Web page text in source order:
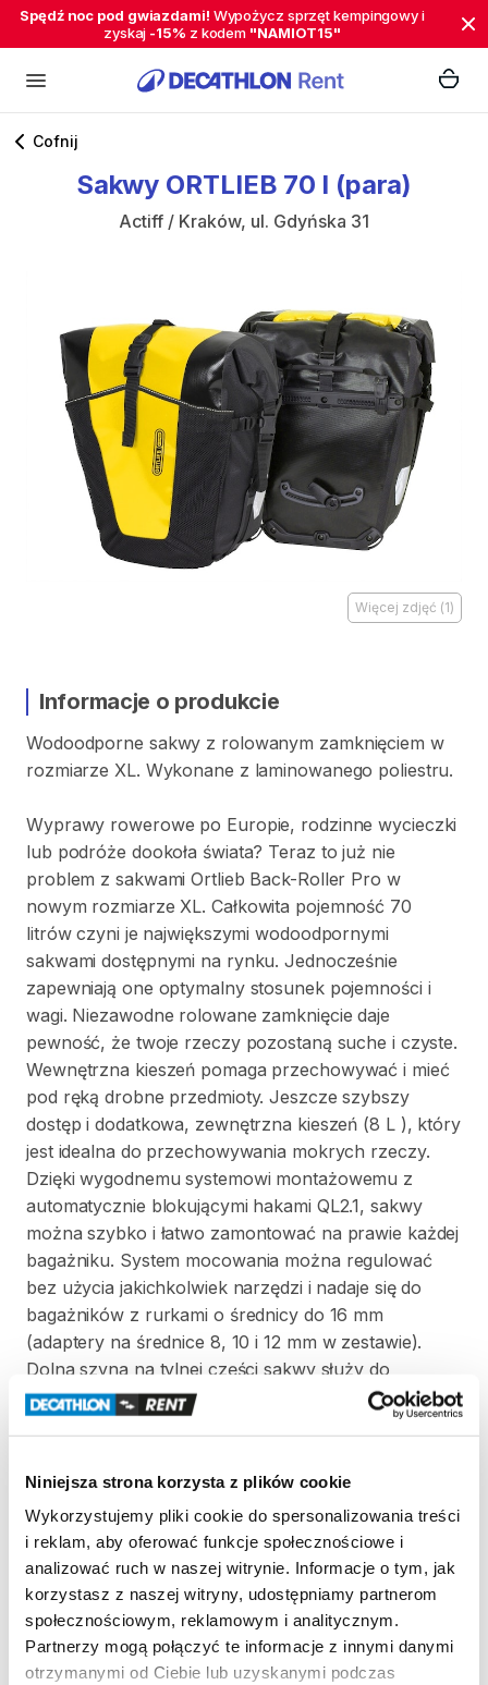
Niniejsza strona korzysta z plików cookie
Wykorzystujemy pliki cookie do spersonalizowania treści
i reklam, aby oferować funkcje społecznościowe i
analizować ruch w naszej witrynie. Informacje o tym, jak
korzystasz z naszej witryny, udostępniamy partnerom
społecznościowym, reklamowym i analitycznym.
Partnerzy mogą połączyć te informacje z innymi danymi
otrzymanymi od Ciebie lub uzyskanymi podczas
Spędź noc pod gwiazdami! Wypożycz sprzęt kempingowy i
zyskaj -15% z kodem "NAMIOT15"
Cofnij
Sakwy ORTLIEB 70 l (para)
Actiff / Kraków, ul. Gdyńska 31
Więcej zdjęć (1)
Informacje o produkcie
Wodoodporne sakwy z rolowanym zamknięciem w
rozmiarze XL. Wykonane z laminowanego poliestru.
Wyprawy rowerowe po Europie​,​ rodzinne wycieczki
lub podróże dookoła świata? Teraz to już nie
problem z sakwami Ortlieb Back-Roller Pro w
nowym rozmiarze XL. Całkowita pojemność 70
litrów czyni je największymi wodoodpornymi
sakwami dostępnymi na rynku. Jednocześnie
zapewniają one optymalny stosunek pojemności i
wagi. Niezawodne rolowane zamknięcie daje
pewność​,​ że ​​twoje rzeczy pozostaną suche i czyste.
Wewnętrzna kieszeń pomaga przechowywać i mieć
pod ręką drobne przedmioty. Jeszcze szybszy
dostęp i dodatkowa​,​ zewnętrzna kieszeń (8 L )​,​ który
jest idealna do przechowywania mokrych rzeczy.
Dzięki wygodnemu systemowi montażowemu z
automatycznie blokującymi hakami QL2.1​,​ sakwy
można szybko i łatwo zamontować na prawie każdej
bagażniku. System mocowania można regulować
bez użycia jakichkolwiek narzędzi i nadaje się do
bagażników z rurkami o średnicy do 16 mm
(adaptery na średnice 8​,​ 10 i 12 mm w zestawie).
Dolna szyna na tylnej części sakwy służy do
dodatkowego zamocowania
wykonana
odpornej
bagażniku. Dzięki obrotowemu systemowi
QL2.1
kompatybilny z prawie
każdym
bagażnikiem
rowerowym. Wyposażone są
duże
odblaski 3M Scotchlite i mogą być noszone jako
torba na ramię (odpinany pasek na ramię).
Zasady wypożyczenia